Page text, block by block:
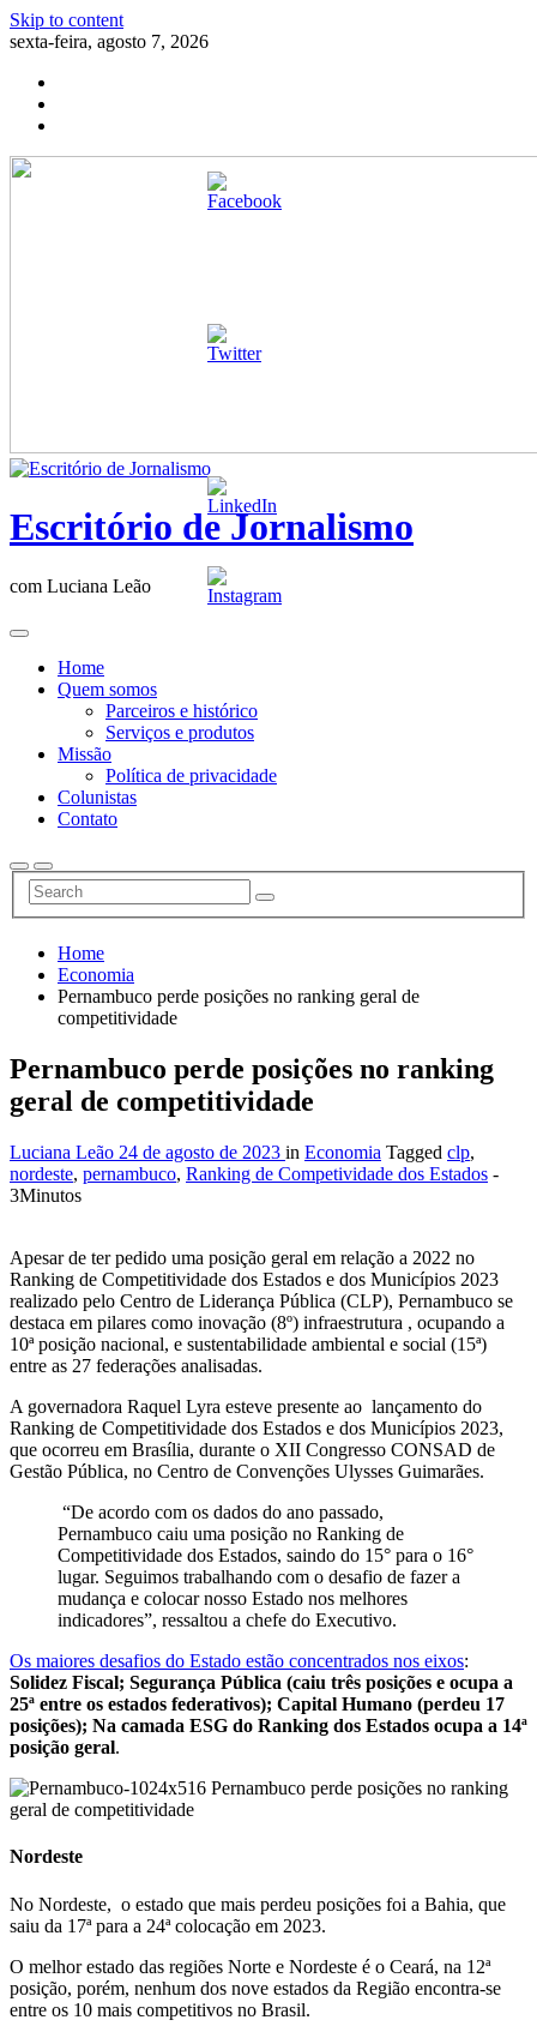
Skip to content
sexta-feira, agosto 7, 2026
Escritório de Jornalismo
com Luciana Leão
Home
Quem somos
Parceiros e histórico
Serviços e produtos
Missão
Política de privacidade
Colunistas
Contato
Home
Economia
Pernambuco perde posições no ranking geral de
competitividade
Pernambuco perde posições no ranking
geral de competitividade
Luciana Leão 24 de agosto de 2023 in Economia Tagged clp,
nordeste, pernambuco, Ranking de Competividade dos Estados -
3Minutos
Apesar de ter pedido uma posição geral em relação a 2022 no
Ranking de Competitividade dos Estados e dos Municípios 2023
realizado pelo Centro de Liderança Pública (CLP), Pernambuco se
destaca em pilares como inovação (8º) infraestrutura , ocupando a
10ª posição nacional, e sustentabilidade ambiental e social (15ª)
entre as 27 federações analisadas.
A governadora Raquel Lyra esteve presente ao lançamento do
Ranking de Competitividade dos Estados e dos Municípios 2023,
que ocorreu em Brasília, durante o XII Congresso CONSAD de
Gestão Pública, no Centro de Convenções Ulysses Guimarães.
“De acordo com os dados do ano passado,
Pernambuco caiu uma posição no Ranking de
Competitividade dos Estados, saindo do 15° para o 16°
lugar. Seguimos trabalhando com o desafio de fazer a
mudança e colocar nosso Estado nos melhores
indicadores”, ressaltou a chefe do Executivo.
Os maiores desafios do Estado estão concentrados nos eixos:
Solidez Fiscal; Segurança Pública (caiu três posições e ocupa a
25ª entre os estados federativos); Capital Humano (perdeu 17
posições); Na camada ESG do Ranking dos Estados ocupa a 14ª
posição geral.
Nordeste
No Nordeste, o estado que mais perdeu posições foi a Bahia, que
saiu da 17ª para a 24ª colocação em 2023.
O melhor estado das regiões Norte e Nordeste é o Ceará, na 12ª
posição, porém, nenhum dos nove estados da Região encontra-se
entre os 10 mais competitivos no Brasil.